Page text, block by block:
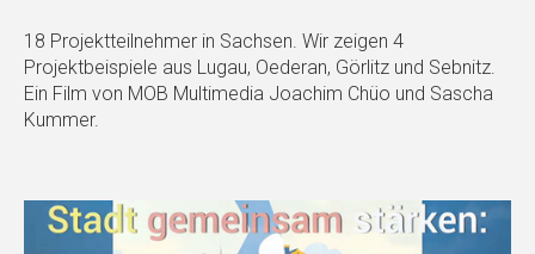
18 Projektteilnehmer in Sachsen. Wir zeigen 4
Projektbeispiele aus Lugau, Oederan, Görlitz und Sebnitz.
Ein Film von MOB Multimedia Joachim Chüo und Sascha
Kummer.